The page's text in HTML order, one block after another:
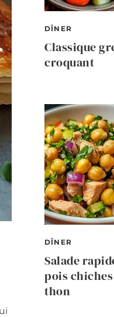
DÎNER
Classique
croquant
DÎNER
Salade
pois chiches
thon